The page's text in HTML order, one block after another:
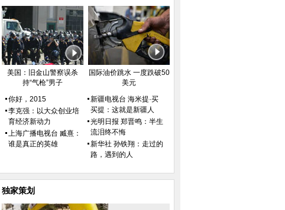
美国：旧金山警察误杀
持“气枪”男子
国际油价跳水 一度跌破50
美元
你好，2015
李克强：以大众创业培
育经济新动力
上海广播电视台 臧熹：
谁是真正的英雄
新疆电视台 海米提·买
买提：这就是新疆人
光明日报 郑晋鸣：半生
流泪终不悔
新华社 孙铁翔：走过的
路，遇到的人
独家策划